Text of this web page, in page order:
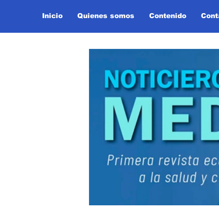
Inicio Quienes somos Contenido